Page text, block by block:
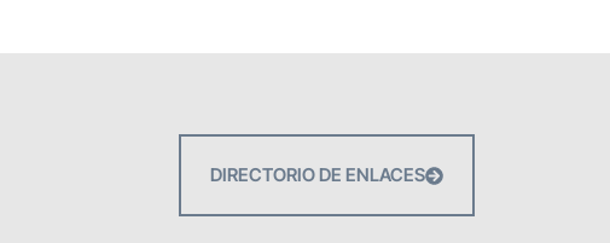
DIRECTORIO DE ENLACES